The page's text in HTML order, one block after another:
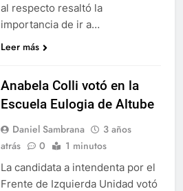
al respecto resaltó la
importancia de ir a…
Leer más
Anabela Colli votó en la
Escuela Eulogia de Altube
Daniel Sambrana
3 años
atrás
0 1 minutos
La candidata a intendenta por el
Frente de Izquierda Unidad votó